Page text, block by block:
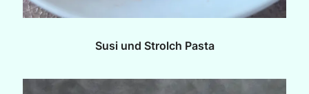
Susi und Strolch Pasta